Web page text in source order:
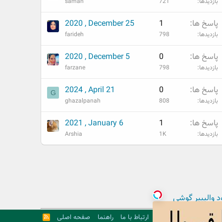
پاسخ ها 1
بازدیدها 798
2020 , December 25
farideh
پاسخ ها 0
بازدیدها 798
2020 , December 5
farzane
پاسخ ها 0
بازدیدها 808
2024 , April 21
ghazalpanah
G
پاسخ ها 1
بازدیدها 1K
2021 , January 6
Arshia
والپیپر گوشی
ارتباط با ما راهنما صفحه اصلی
R